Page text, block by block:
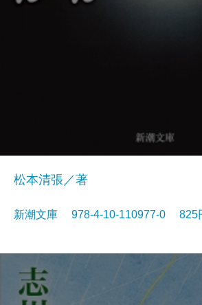
松本清張／著
新潮文庫 978-4-10-110977-0